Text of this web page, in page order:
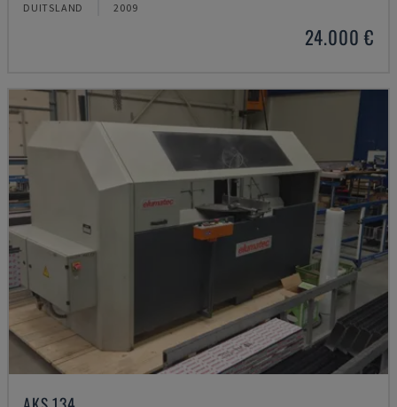
DUITSLAND 2009
24.000 €